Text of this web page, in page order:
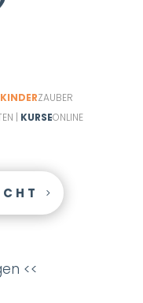
KINDERZAUBER
| KURSEONLINE
<<